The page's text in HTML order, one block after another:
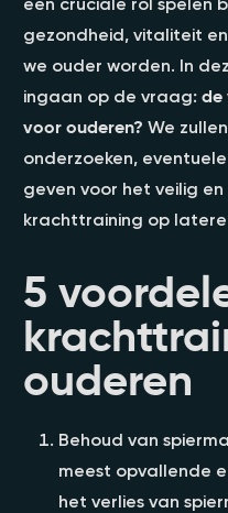
gezondheid, vitaliteit
we ouder worden. In
ingaan op de vraag: de
voor ouderen? We
onderzoeken,
geven voor het veilig
krachttraining op
5
ouderen
Behoud van
meest opvallende
het verlies van